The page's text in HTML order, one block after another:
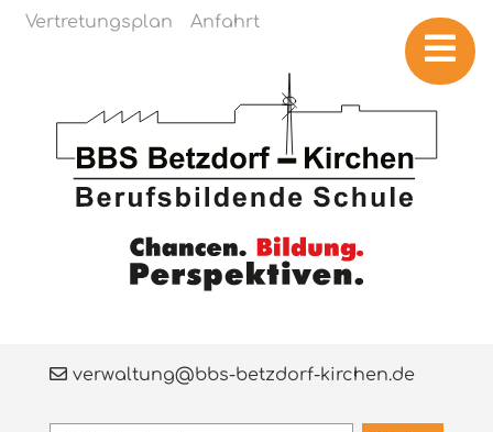
Navigation überspringen
Vertretungsplan Anfahrt
verwaltung@bbs-betzdorf-kirchen.de